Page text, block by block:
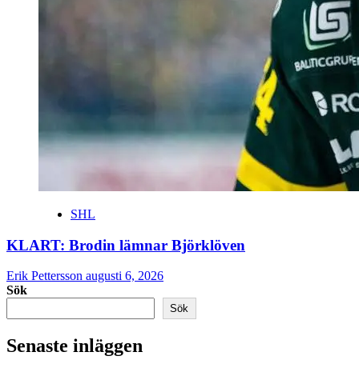
SHL
KLART: Brodin lämnar Björklöven
Erik Pettersson augusti 6, 2026
Sök
Sök
Senaste inläggen